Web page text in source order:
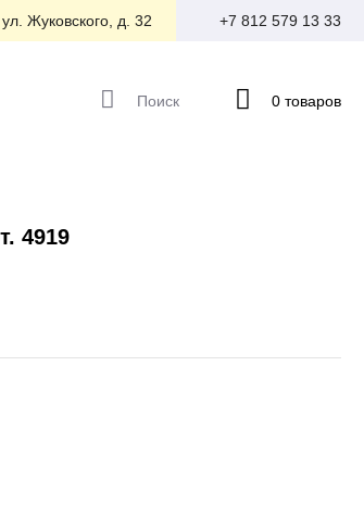
ул. Жуковского, д. 32 +7 812 579 13 33
Поиск 0 товаров
4919